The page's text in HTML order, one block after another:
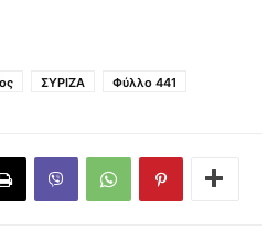
ΣΥΡΙΖΑ Φύλλο 441